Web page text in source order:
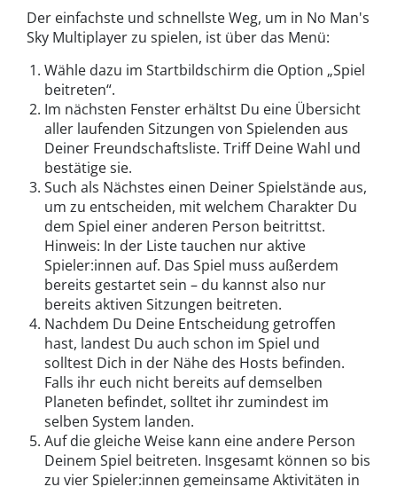
Der einfachste und schnellste Weg, um in No Man's
Sky Multiplayer zu spielen, ist über das Menü:
Wähle dazu im Startbildschirm die Option „Spiel
beitreten“.
Im nächsten Fenster erhältst Du eine Übersicht
aller laufenden Sitzungen von Spielenden aus
Deiner Freundschaftsliste. Triff Deine Wahl und
bestätige sie.
Such als Nächstes einen Deiner Spielstände aus,
um zu entscheiden, mit welchem Charakter Du
dem Spiel einer anderen Person beitrittst.
Hinweis: In der Liste tauchen nur aktive
Spieler:innen auf. Das Spiel muss außerdem
bereits gestartet sein – du kannst also nur
bereits aktiven Sitzungen beitreten.
Nachdem Du Deine Entscheidung getroffen
hast, landest Du auch schon im Spiel und
solltest Dich in der Nähe des Hosts befinden.
Falls ihr euch nicht bereits auf demselben
Planeten befindet, solltet ihr zumindest im
selben System landen.
Auf die gleiche Weise kann eine andere Person
Deinem Spiel beitreten. Insgesamt können so bis
zu vier Spieler:innen gemeinsame Aktivitäten in